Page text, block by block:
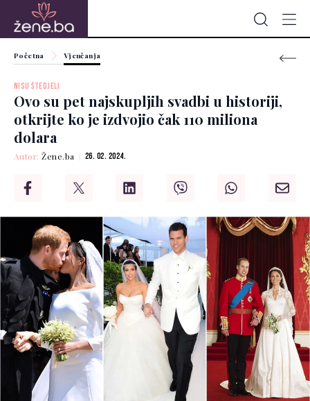
Početna Vjenčanja
NISU ŠTEDJELI
Ovo su pet najskupljih svadbi u historiji,
otkrijte ko je izdvojio čak 110 miliona
dolara
Autor:Žene.ba 26. 02. 2024.